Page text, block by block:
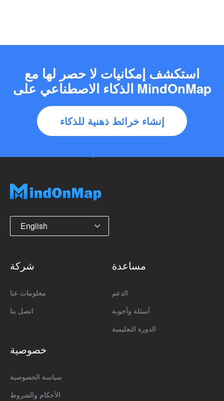
استكشف إمكانيات لا حصر لها مع
الذكاء الاصطناعي على MindOnMap
إنشاء خرائط ذهنية للذكاء
English
شركة
معلومات عنا
اتصل بنا
مساعدة
الدعم
أسئلة وأجوبة
الدورة التعليمية
خصوصية
سياسة الخصوصية
الأحكام والشروط